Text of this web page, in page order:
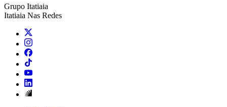
Grupo Itatiaia
Itatiaia Nas Redes